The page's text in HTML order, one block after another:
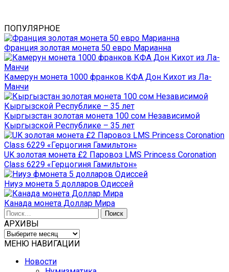
ПОПУЛЯРНОЕ
Франция золотая монета 50 евро Марианна
Камерун монета 1000 франков КФА Дон Кихот из Ла-
Манчи
Кыргызстан золотая монета 100 сом Независимой
Кыргызской Республике – 35 лет
UK золотая монета £2 Паровоз LMS Princess Coronation
Class 6229 «Герцогиня Гамильтон»
Ниуэ монета 5 долларов Одиссей
Канада монета Доллар Мира
Найти:
АРХИВЫ
АРХИВЫ
МЕНЮ НАВИГАЦИИ
Новости